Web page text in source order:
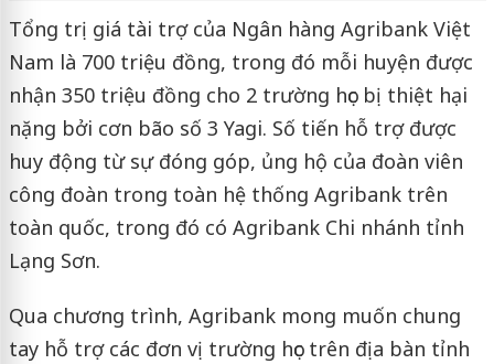
Tổng trị giá tài trợ của Ngân hàng Agribank Việt
Nam là 700 triệu đồng, trong đó mỗi huyện được
nhận 350 triệu đồng cho 2 trường học bị thiệt hại
nặng bởi cơn bão số 3 Yagi. Số tiến hỗ trợ được
huy động từ sự đóng góp, ủng hộ của đoàn viên
công đoàn trong toàn hệ thống Agribank trên
toàn quốc, trong đó có Agribank Chi nhánh tỉnh
Lạng Sơn.
Qua chương trình, Agribank mong muốn chung
tay hỗ trợ các đơn vị trường học trên địa bàn tỉnh